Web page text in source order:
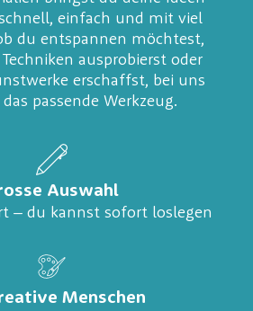
einfach und mit viel
du entspannen möchtest,
ausprobierst oder
erschaffst, bei uns
passende Werkzeug.
Auswahl
– du kannst sofort loslegen
Menschen